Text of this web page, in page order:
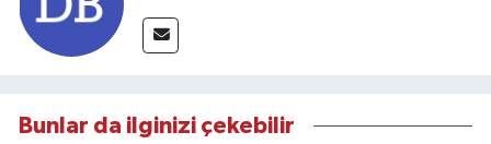
Bunlar da ilginizi çekebilir